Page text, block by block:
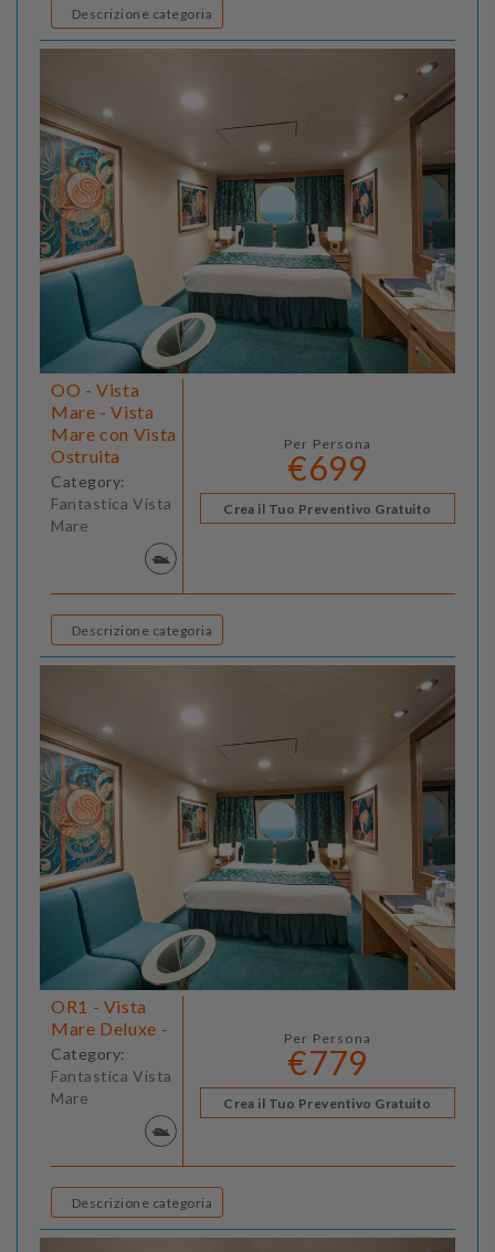
Descrizione categoria
OO - Vista
Mare - Vista
Mare con Vista
Ostruita
Category:
Fantastica Vista
Mare
Per Persona
€699
Crea il Tuo Preventivo Gratuito
Descrizione categoria
OR1 - Vista
Mare Deluxe -
Category:
Fantastica Vista
Mare
Per Persona
€779
Crea il Tuo Preventivo Gratuito
Descrizione categoria